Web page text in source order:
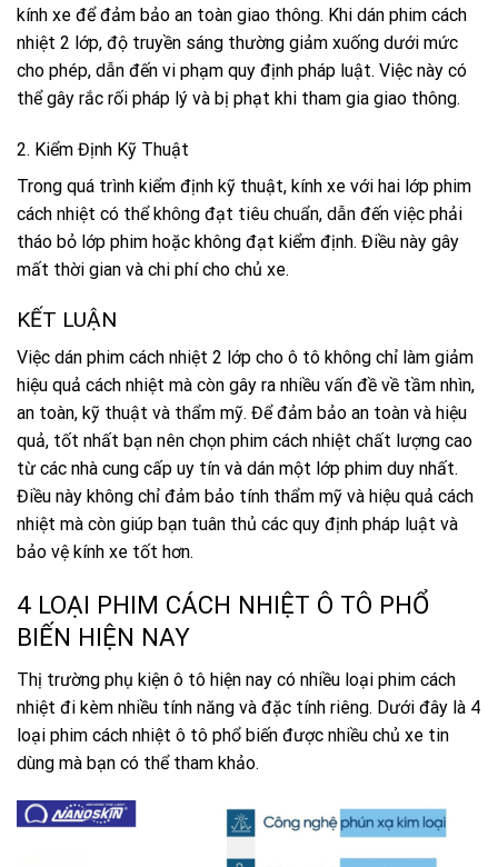
kính xe để đảm bảo an toàn giao thông. Khi dán phim cách
nhiệt 2 lớp, độ truyền sáng thường giảm xuống dưới mức
cho phép, dẫn đến vi phạm quy định pháp luật. Việc này có
thể gây rắc rối pháp lý và bị phạt khi tham gia giao thông.
2. Kiểm Định Kỹ Thuật
Trong quá trình kiểm định kỹ thuật, kính xe với hai lớp phim
cách nhiệt có thể không đạt tiêu chuẩn, dẫn đến việc phải
tháo bỏ lớp phim hoặc không đạt kiểm định. Điều này gây
mất thời gian và chi phí cho chủ xe.
KẾT LUẬN
Việc dán phim cách nhiệt 2 lớp cho ô tô không chỉ làm giảm
hiệu quả cách nhiệt mà còn gây ra nhiều vấn đề về tầm nhìn,
an toàn, kỹ thuật và thẩm mỹ. Để đảm bảo an toàn và hiệu
quả, tốt nhất bạn nên chọn phim cách nhiệt chất lượng cao
từ các nhà cung cấp uy tín và dán một lớp phim duy nhất.
Điều này không chỉ đảm bảo tính thẩm mỹ và hiệu quả cách
nhiệt mà còn giúp bạn tuân thủ các quy định pháp luật và
bảo vệ kính xe tốt hơn.
4 LOẠI PHIM CÁCH NHIỆT Ô TÔ PHỔ
BIẾN HIỆN NAY
Thị trường phụ kiện ô tô hiện nay có nhiều loại phim cách
nhiệt đi kèm nhiều tính năng và đặc tính riêng. Dưới đây là 4
loại phim cách nhiệt ô tô phổ biến được nhiều chủ xe tin
dùng mà bạn có thể tham khảo.